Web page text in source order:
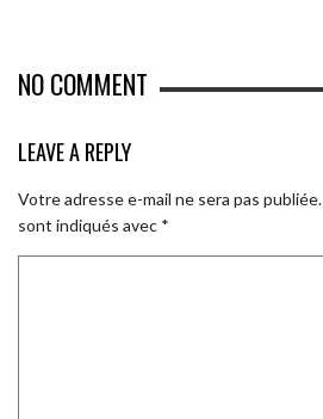
NO COMMENT
LEAVE A REPLY
Votre adresse e-mail ne sera pas publiée.
sont indiqués avec *